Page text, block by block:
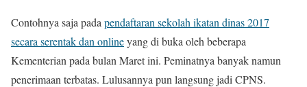
Contohnya saja pada pendaftaran sekolah ikatan dinas 2017
secara serentak dan onlineyang di buka oleh beberapa
Kementerian pada bulan Maret ini. Peminatnya banyak namun
penerimaan terbatas. Lulusannya pun langsung jadi CPNS.